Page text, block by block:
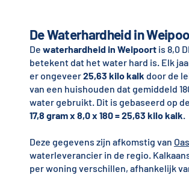
De Waterhardheid in
De waterhardheid in Weipoortis 8,0
betekent dat het water hard is. Elk
er ongeveer25,63 kilo kalk door de
van een huishouden dat gemiddeld
water gebruikt. Dit is gebaseerd op
17,8 gram x 8,0 x 180 = 25,63 kilo kalk.
Deze gegevens zijn afkomstig van
waterleverancier in de regio.
per woning verschillen, afhankelijk